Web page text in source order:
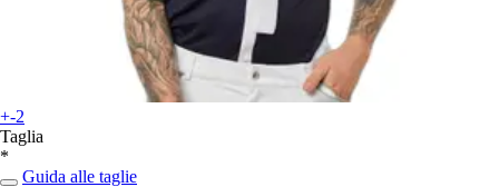
+-2
Taglia
*
Guida alle taglie